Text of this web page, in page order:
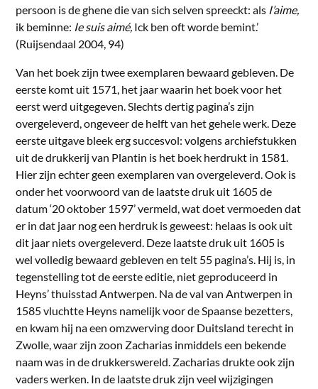
persoon is de ghene die van sich selven spreeckt: als I’aime,
ik beminne: Ie suis aimé, Ick ben oft worde bemint.’
(Ruijsendaal 2004, 94)
Van het boek zijn twee exemplaren bewaard gebleven. De
eerste komt uit 1571, het jaar waarin het boek voor het
eerst werd uitgegeven. Slechts dertig pagina’s zijn
overgeleverd, ongeveer de helft van het gehele werk. Deze
eerste uitgave bleek erg succesvol: volgens archiefstukken
uit de drukkerij van Plantin is het boek herdrukt in 1581.
Hier zijn echter geen exemplaren van overgeleverd. Ook is
onder het voorwoord van de laatste druk uit 1605 de
datum ‘20 oktober 1597’ vermeld, wat doet vermoeden dat
er in dat jaar nog een herdruk is geweest: helaas is ook uit
dit jaar niets overgeleverd. Deze laatste druk uit 1605 is
wel volledig bewaard gebleven en telt 55 pagina’s. Hij is, in
tegenstelling tot de eerste editie, niet geproduceerd in
Heyns’ thuisstad Antwerpen. Na de val van Antwerpen in
1585 vluchtte Heyns namelijk voor de Spaanse bezetters,
en kwam hij na een omzwerving door Duitsland terecht in
Zwolle, waar zijn zoon Zacharias inmiddels een bekende
naam was in de drukkerswereld. Zacharias drukte ook zijn
vaders werken. In de laatste druk zijn veel wijzigingen